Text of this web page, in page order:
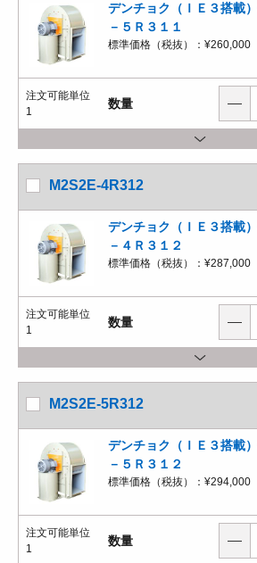
デンチョク（ＩＥ３搭載
－５Ｒ３１１
標準価格（税抜）： ¥260,000
注文可能単位
1
数量
M2S2E-4R312
デンチョク（ＩＥ３搭載
－４Ｒ３１２
標準価格（税抜）： ¥287,000
注文可能単位
1
数量
M2S2E-5R312
デンチョク（ＩＥ３搭載
－５Ｒ３１２
標準価格（税抜）： ¥294,000
注文可能単位
1
数量